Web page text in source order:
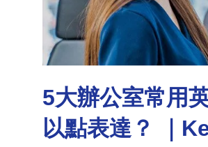
5大辦公室常用
以點表達？ ｜